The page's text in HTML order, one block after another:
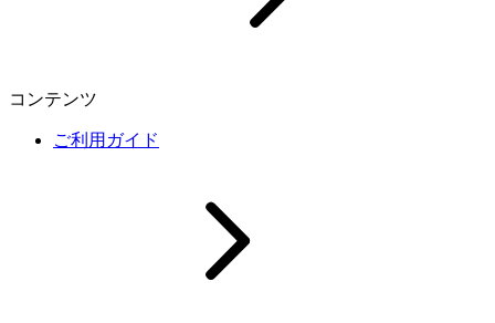
コンテンツ
ご利用ガイド